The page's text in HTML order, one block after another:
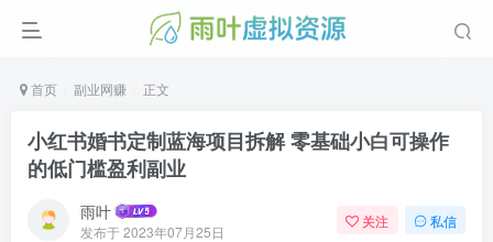
首页 副业网赚 正文
小红书婚书定制蓝海项目拆解 零基础小白可操作
的低门槛盈利副业
雨叶
发布于2023年07月25日
关注 私信